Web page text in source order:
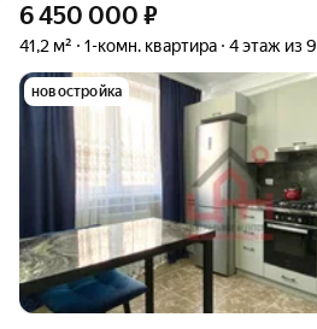
6 450 000 ₽
41,2 м² 1-комн. квартира 4 этаж из 9
новостройка